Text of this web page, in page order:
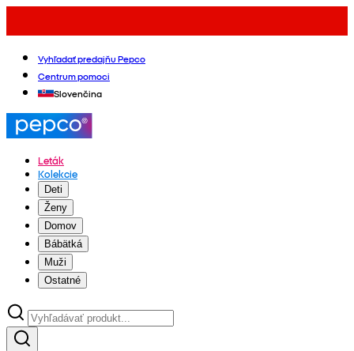
Vyhľadať predajňu Pepco
Centrum pomoci
Slovenčina
Leták
Kolekcie
Deti
Ženy
Domov
Bábätká
Muži
Ostatné